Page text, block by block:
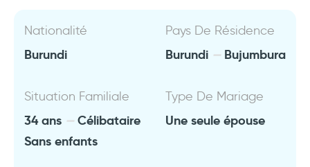
Nationalité
Burundi
Pays De Résidence
Burundi Bujumbura
Situation Familiale
34 ans
Célibataire
Sans enfants
Type De Mariage
Une seule épouse